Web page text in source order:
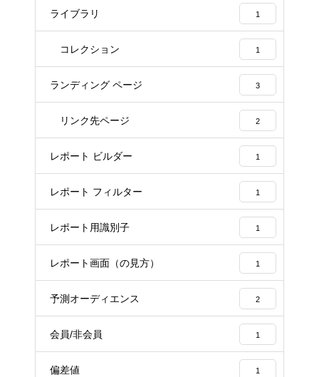
ライブラリ 1
コレクション 1
ランディング ページ 3
リンク先ページ 2
レポート ビルダー 1
レポート フィルター 1
レポート用識別子 1
レポート画面（の見方） 1
予測オーディエンス 2
会員/非会員 1
偏差値 1